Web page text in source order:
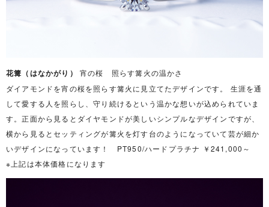
花篝（はなかがり） 宵の桜 照らす篝火の温かさ
ダイアモンドを宵の桜を照らす篝火に見立てたデザインです。 生涯を通
して愛する人を照らし、守り続けるという温かな想いが込められていま
す。正面から見るとダイヤモンドが美しいシンプルなデザインですが、
横から見るとセッティングが篝火を灯す台のようになっていて芸が細か
いデザインになっています！ PT950/ハードプラチナ ￥241,000～
※上記は本体価格になります